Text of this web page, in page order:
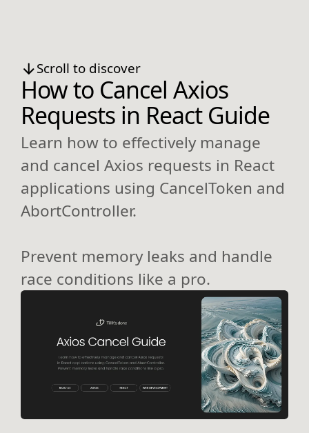
Scroll to discover
How to Cancel Axios
Requests in React Guide
Learn how to effectively manage
and cancel Axios requests in React
applications using CancelToken and
AbortController.
Prevent memory leaks and handle
race conditions like a pro.